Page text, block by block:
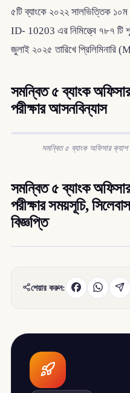
৫টি ব্যাংকে ২০২২ সালভিত্তিক
ID- 10203 এর নিমিত্ত্বে ৭৮৭ টি
জুলাই ২০২৫ তারিখে প্রিলিমিনারি
সমন্বিত ৫ ব্যাংক অফিসার
পরীক্ষার আসনবিন্যাস
সমন্বিত ৫ ব্যাংক অফিসার ক্যাশ
সমন্বিত ৫ ব্যাংক অফিসার
পরীক্ষার সময়সূচি,
বিজ্ঞপ্তি
শেয়ার করুন: